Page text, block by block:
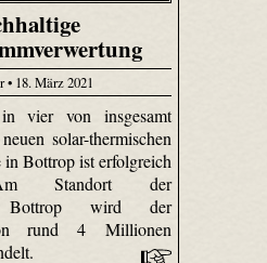
18. März 2021
vier von insgesamt
solar-thermischen
in Bottrop ist erfolgreich
Standort der
Bottrop wird der
rund 4 Millionen